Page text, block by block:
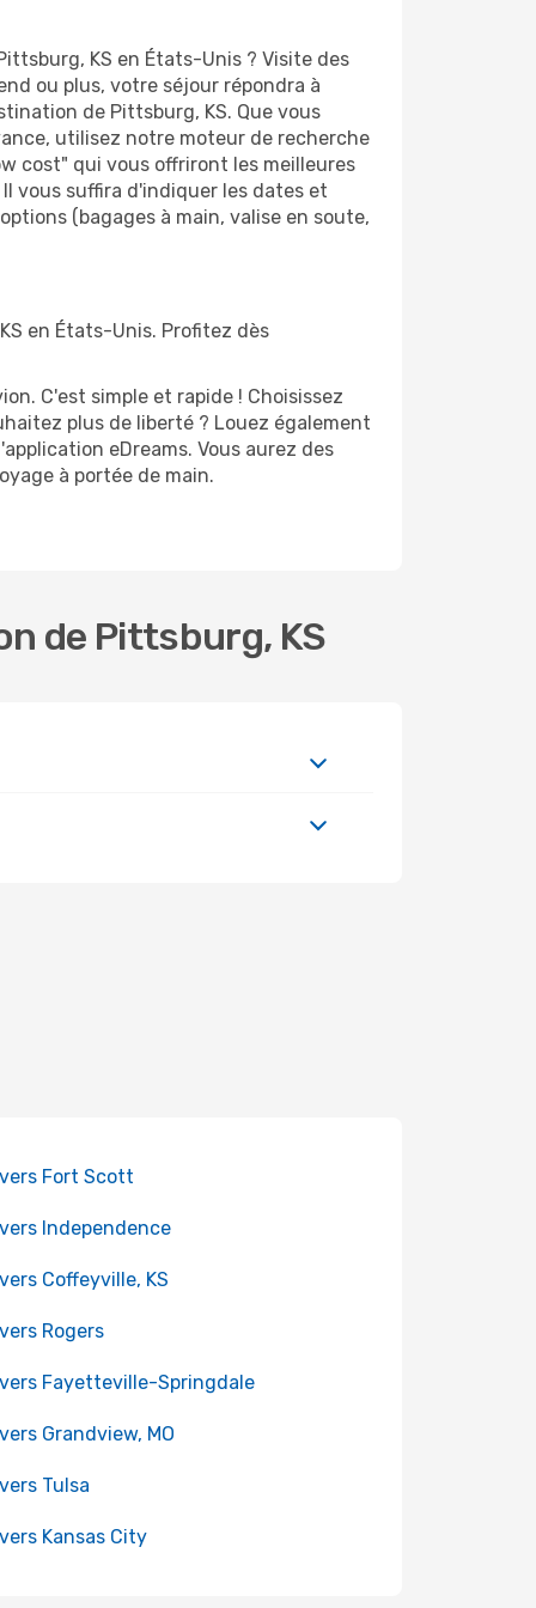
KS en États-Unis ? Visite des
ou plus, votre séjour répondra à
de Pittsburg, KS. Que vous
utilisez notre moteur de recherche
cost" qui vous offriront les meilleures
vous suffira d'indiquer les dates et
(bagages à main, valise en soute,
en États-Unis. Profitez dès
C'est simple et rapide ! Choisissez
plus de liberté ? Louez également
eDreams. Vous aurez des
à portée de main.
de Pittsburg, KS
Fort Scott
Independence
Coffeyville, KS
Rogers
Fayetteville-Springdale
Grandview, MO
Tulsa
Kansas City